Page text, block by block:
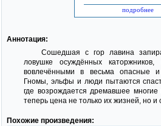
подробнее
Аннотация:
Сошедшая с гор лавина
ловушке осуждённых
вовлечёнными в весьма опасные и
Гномы, эльфы и люди пытаются
где возрождается дремавшее
теперь цена не только их жизней, но и
Похожие произведения: